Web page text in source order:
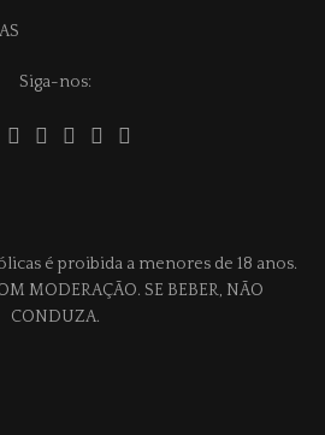
Siga-nos:
é proibida a menores de 18 anos.
MODERAÇÃO. SE BEBER, NÃO
CONDUZA.